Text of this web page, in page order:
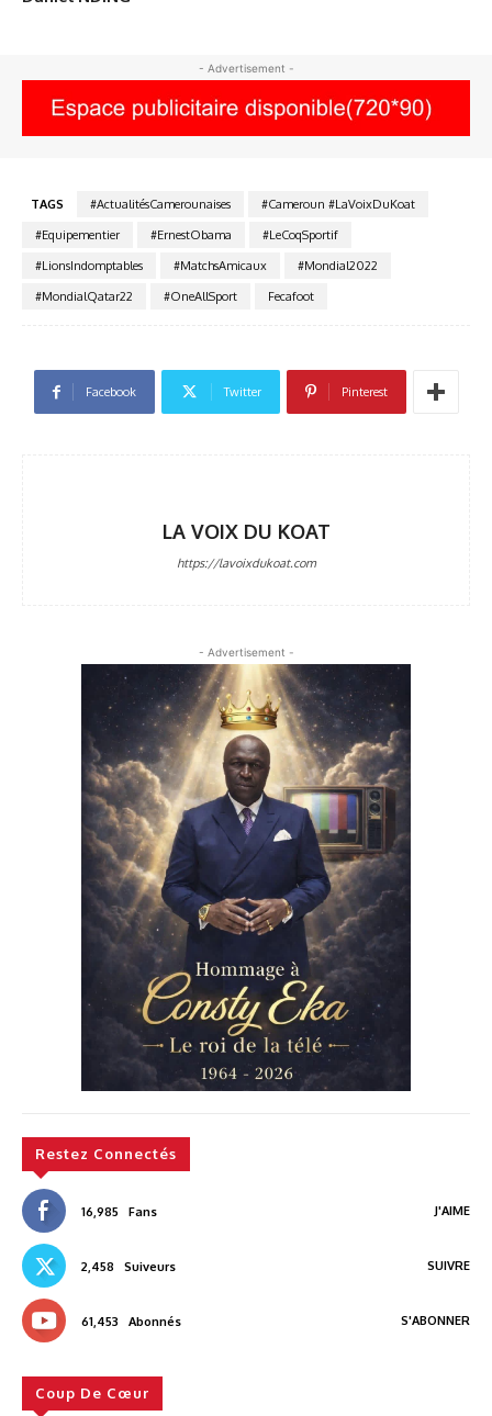
- Advertisement -
TAGS #ActualitésCamerounaises
#Cameroun #LaVoixDuKoat
#Equipementier
#ErnestObama
#LeCoqSportif
#LionsIndomptables
#MatchsAmicaux
#Mondial2022
#MondialQatar22
#OneAllSport Fecafoot
Facebook Twitter Pinterest
LA VOIX DU KOAT
https://lavoixdukoat.com
- Advertisement -
Restez Connectés
16,985 Fans J'AIME
2,458 Suiveurs SUIVRE
61,453 Abonnés S'ABONNER
Coup De Cœur